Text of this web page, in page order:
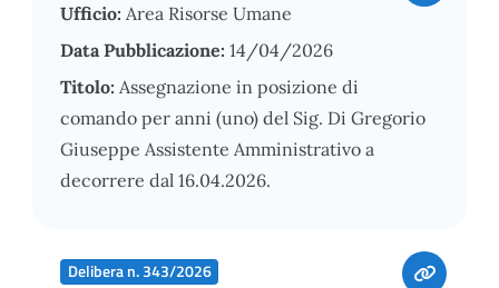
Ufficio: Area Risorse Umane
Data Pubblicazione: 14/04/2026
Titolo: Assegnazione in posizione di
comando per anni (uno) del Sig. Di Gregorio
Giuseppe Assistente Amministrativo a
decorrere dal 16.04.2026.
Delibera n. 343/2026